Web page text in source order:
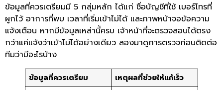
ข้อมูลที่ควรเตรียมมี 5 กลุ่มหลัก ได้แก่ ชื่อบัญชีที่ใช้ เบอร์โทรที่
ผูกไว้ อาการที่พบ เวลาที่เริ่มเข้าไม่ได้ และภาพหน้าจอข้อความ
แจ้งเตือน หากมีข้อมูลเหล่านี้ครบ เจ้าหน้าที่จะตรวจสอบได้ตรง
กว่าแค่แจ้งว่าเข้าไม่ได้อย่างเดียว ลองมาดูการตรวจก่อนติดต่อ
ทีมว่ามีอะไรบ้าง
ข้อมูลที่ควรเตรียม
เหตุผลที่ช่วยให้แก้เร็ว